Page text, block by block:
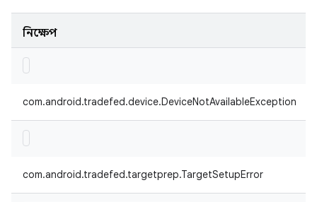
নিক্ষেপ
com.android.tradefed.device.DeviceNotAvailableException
com.android.tradefed.targetprep.TargetSetupError